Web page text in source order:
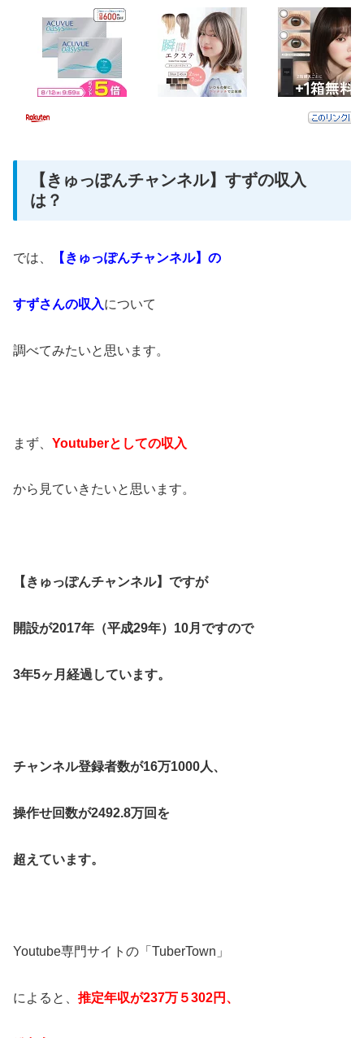
【きゅっぽんチャンネル】すずの収入
は？
では、 【きゅっぽんチャンネル】の
すずさんの収入について
調べてみたいと思います。
まず、 Youtuberとしての収入
から見ていきたいと思います。
【きゅっぽんチャンネル】ですが
開設が2017年（平成29年）10月ですので
3年5ヶ月経過しています。
チャンネル登録者数が16万1000人、
操作せ回数が2492.8万回を
超えています。
Youtube専門サイトの「TuberTown」
によると、 推定年収が237万５302円、